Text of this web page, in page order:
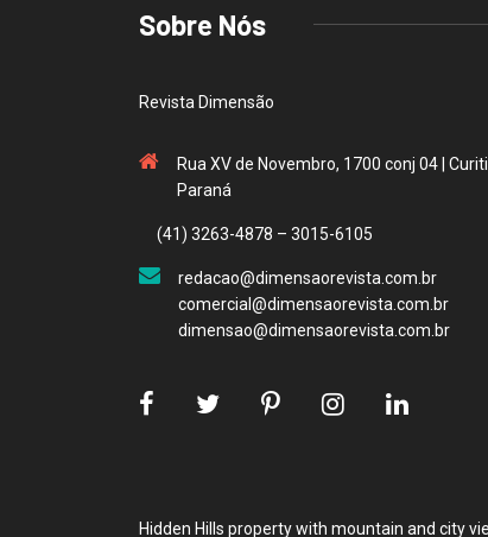
Sobre Nós
Revista Dimensão
Rua XV de Novembro, 1700 conj 04 |
Paraná
(41) 3263-4878 – 3015-6105
redacao@dimensaorevista.com.br
comercial@dimensaorevista.com.br
dimensao@dimensaorevista.com.br
Hidden Hills property with mountain and city